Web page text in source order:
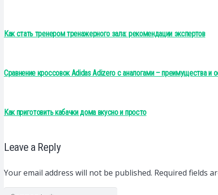
Как стать тренером тренажерного зала: рекомендации экспертов
Сравнение кроссовок Adidas Adizero с аналогами – преимущества и
Как приготовить кабачки дома вкусно и просто
Leave a Reply
Your email address will not be published. Required fields